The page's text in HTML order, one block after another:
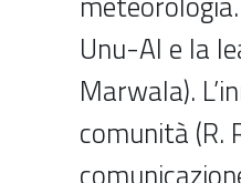
Unu-AI e la
Marwala).
comunità (R.